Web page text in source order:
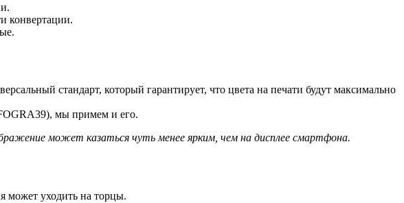
конвертации.
стандарт, который гарантирует, что цвета на печати будут максимально
мы примем и его.
может казаться чуть менее ярким, чем на дисплее смартфона.
может уходить на торцы.